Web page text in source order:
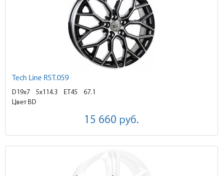
Tech Line RST.059
D19x7 5x114.3 ET45
67.1
Цвет BD
15 660 руб.